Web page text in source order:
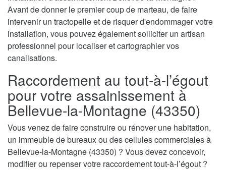
Avant de donner le premier coup de marteau, de faire
intervenir un tractopelle et de risquer d'endommager votre
installation, vous pouvez également solliciter un artisan
professionnel pour localiser et cartographier vos
canalisations.
Raccordement au tout-à-l’égout
pour votre assainissement à
Bellevue-la-Montagne (43350)
Vous venez de faire construire ou rénover une habitation,
un immeuble de bureaux ou des cellules commerciales à
Bellevue-la-Montagne (43350) ? Vous devez concevoir,
modifier ou repenser votre raccordement tout-à-l’égout ?